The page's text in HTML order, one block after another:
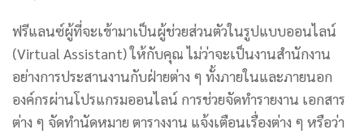
ฟรีแลนซ์ผู้ที่จะเข้ามาเป็นผู้ช่วยส่วนตัวในรูปแบบออนไลน์
(Virtual Assistant) ให้กับคุณ ไม่ว่าจะเป็นงานสำนักงาน
อย่างการประสานงานกับฝ่ายต่าง ๆ ทั้งภายในและภายนอก
องค์กรผ่านโปรแกรมออนไลน์ การช่วยจัดทำรายงาน เอกสาร
ต่าง ๆ จัดทำนัดหมาย ตารางงาน แจ้งเตือนเรื่องต่าง ๆ หรือว่า